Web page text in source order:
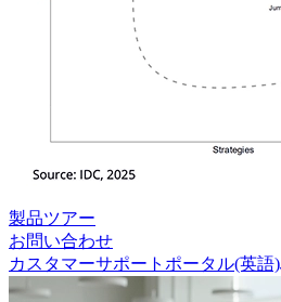
製品ツアー
お問い合わせ
カスタマーサポートポータル(英語)